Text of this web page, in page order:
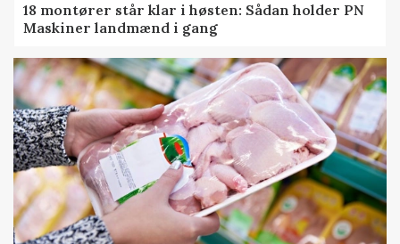
18 montører står klar i høsten: Sådan holder PN
Maskiner landmænd i gang